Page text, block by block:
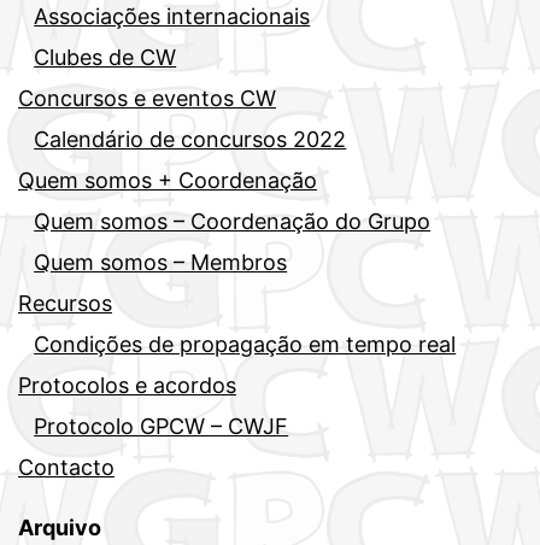
Associações internacionais
Clubes de CW
Concursos e eventos CW
Calendário de concursos 2022
Quem somos + Coordenação
Quem somos – Coordenação do Grupo
Quem somos – Membros
Recursos
Condições de propagação em tempo real
Protocolos e acordos
Protocolo GPCW – CWJF
Contacto
Arquivo